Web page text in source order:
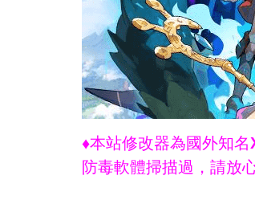
♦本站修改器為國外知
防毒軟體掃描過，請放